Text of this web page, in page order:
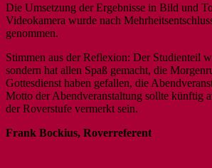
Die Umsetzung der Ergebnisse in Bild und
Videokamera wurde nach
genommen.
Stimmen aus der Reflexion: Der Studienteil
sondern hat allen Spaß gemacht, die
Gottesdienst haben gefallen, die
Motto der Abendveranstaltung sollte künftig
der Roverstufe vermerkt sein.
Frank Bockius, Roverreferent